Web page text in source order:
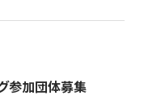
参加団体募集